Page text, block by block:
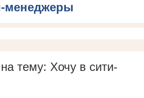
менеджеры
тему: Хочу в сити-